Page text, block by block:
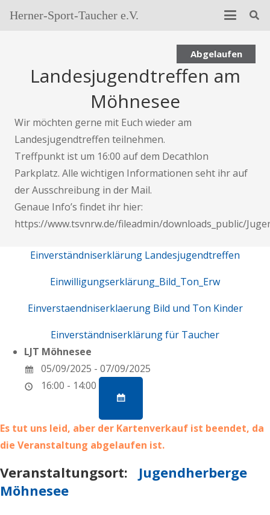
Herner-Sport-Taucher e.V.
Abgelaufen
Landesjugendtreffen am
Möhnesee
Wir möchten gerne mit Euch wieder am
Landesjugendtreffen teilnehmen.
Treffpunkt ist um 16:00 auf dem Decathlon
Parkplatz. Alle wichtigen Informationen seht ihr auf
der Ausschreibung in der Mail.
Genaue Info’s findet ihr hier:
https://www.tsvnrw.de/fileadmin/downloads_public/
Einverständniserklärung Landesjugendtreffen
Einwilligungserklärung_Bild_Ton_Erw
Einverstaendniserklaerung Bild und Ton Kinder
Einverständniserklärung für Taucher
LJT Möhnesee
05/09/2025 - 07/09/2025
16:00 - 14:00
Es tut uns leid, aber der Kartenverkauf ist beendet, da
die Veranstaltung abgelaufen ist.
Veranstaltungsort:
Jugendherberge
Möhnesee